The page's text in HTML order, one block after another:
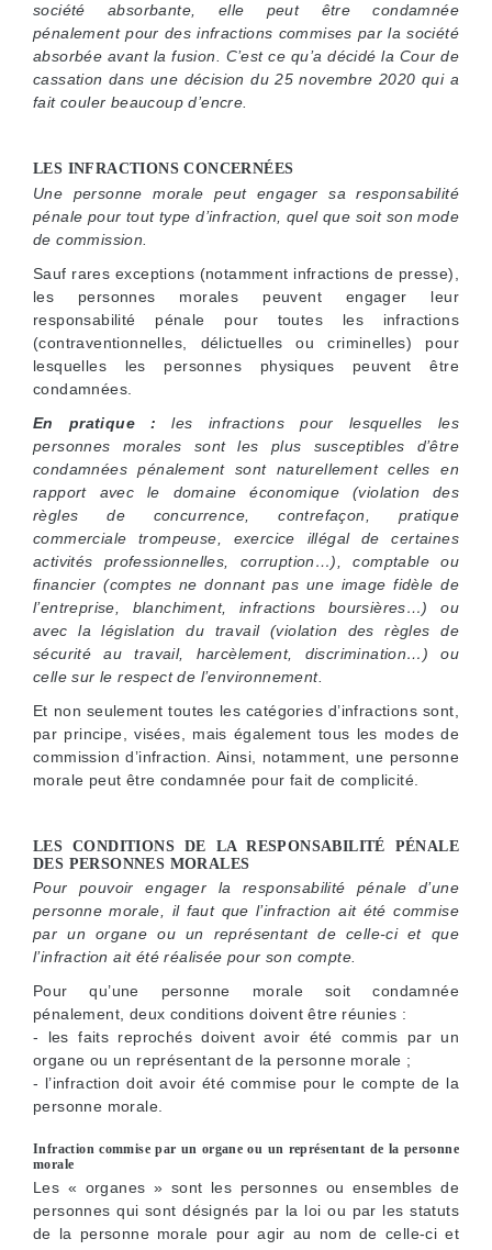
société absorbante, elle peut être condamnée
pénalement pour des infractions commises par la société
absorbée avant la fusion. C’est ce qu’a décidé la Cour de
cassation dans une décision du 25 novembre 2020 qui a
fait couler beaucoup d’encre.
LES INFRACTIONS CONCERNÉES
Une personne morale peut engager sa responsabilité
pénale pour tout type d’infraction, quel que soit son mode
de commission.
Sauf rares exceptions (notamment infractions de presse),
les personnes morales peuvent engager leur
responsabilité pénale pour toutes les infractions
(contraventionnelles, délictuelles ou criminelles) pour
lesquelles les personnes physiques peuvent être
condamnées.
En pratique : les infractions pour lesquelles les
personnes morales sont les plus susceptibles d’être
condamnées pénalement sont naturellement celles en
rapport avec le domaine économique (violation des
règles de concurrence, contrefaçon, pratique
commerciale trompeuse, exercice illégal de certaines
activités professionnelles, corruption…), comptable ou
financier (comptes ne donnant pas une image fidèle de
l’entreprise, blanchiment, infractions boursières…) ou
avec la législation du travail (violation des règles de
sécurité au travail, harcèlement, discrimination…) ou
celle sur le respect de l’environnement.
Et non seulement toutes les catégories d’infractions sont,
par principe, visées, mais également tous les modes de
commission d’infraction. Ainsi, notamment, une personne
morale peut être condamnée pour fait de complicité.
LES CONDITIONS DE LA RESPONSABILITÉ PÉNALE
DES PERSONNES MORALES
Pour pouvoir engager la responsabilité pénale d’une
personne morale, il faut que l’infraction ait été commise
par un organe ou un représentant de celle-ci et que
l’infraction ait été réalisée pour son compte.
Pour qu’une personne morale soit condamnée
pénalement, deux conditions doivent être réunies :
- les faits reprochés doivent avoir été commis par un
organe ou un représentant de la personne morale ;
- l’infraction doit avoir été commise pour le compte de la
personne morale.
Infraction commise par un organe ou un représentant de la personne
morale
Les « organes » sont les personnes ou ensembles de
personnes qui sont désignés par la loi ou par les statuts
de la personne morale pour agir au nom de celle-ci et